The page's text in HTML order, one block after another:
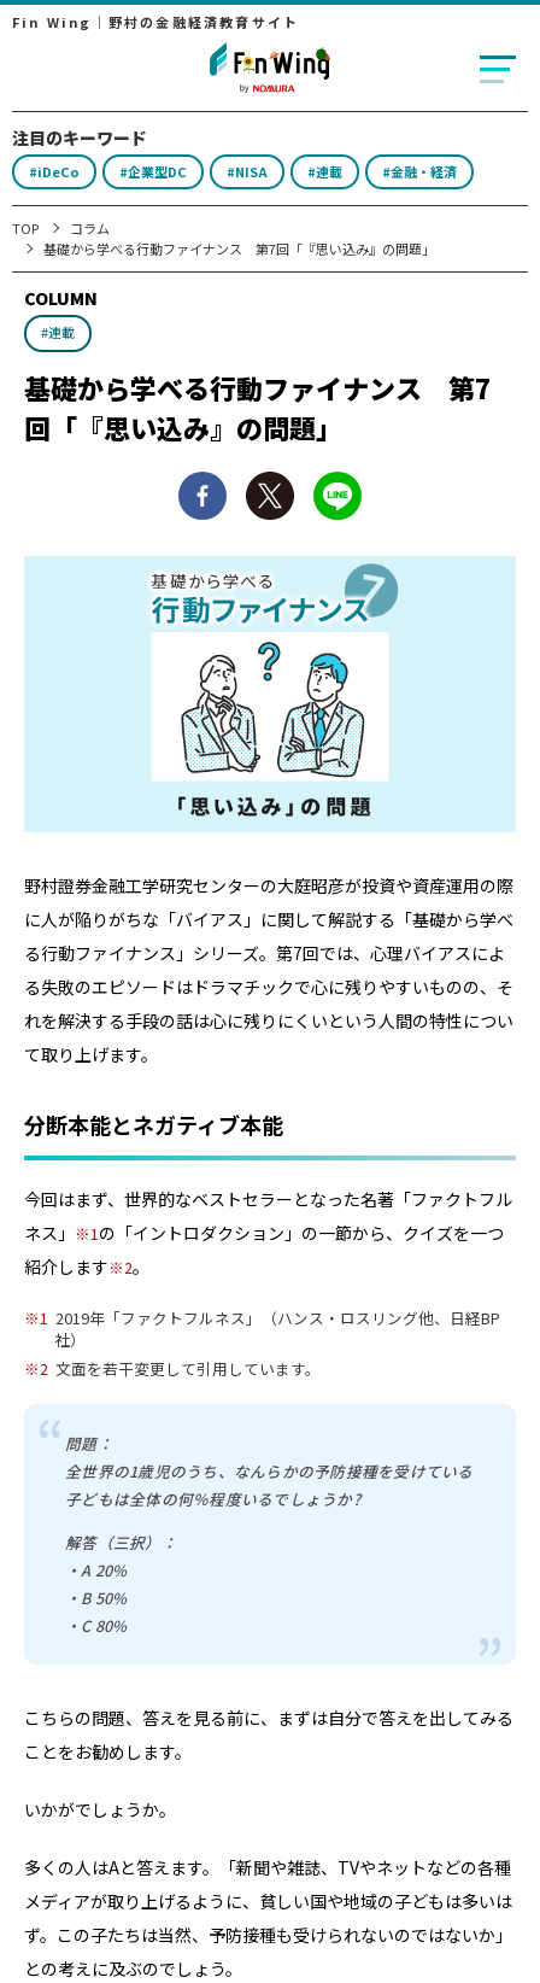
Fin Wing｜野村の金融経済教育サイト
注目のキーワード
#iDeCo #企業型DC #NISA #連載 #金融・経済
TOP
コラム
基礎から学べる行動ファイナンス 第7回「『思い込み』の問題」
COLUMN
#連載
基礎から学べる行動ファイナンス 第7
回「『思い込み』の問題」
野村證券金融工学研究センターの大庭昭彦が投資や資産運用の際
に人が陥りがちな「バイアス」に関して解説する「基礎から学べ
る行動ファイナンス」シリーズ。第7回では、心理バイアスによ
る失敗のエピソードはドラマチックで心に残りやすいものの、そ
れを解決する手段の話は心に残りにくいという人間の特性につい
て取り上げます。
分断本能とネガティブ本能
今回はまず、世界的なベストセラーとなった名著「ファクトフル
ネス」
1の「イントロダクション」の一節から、クイズを一つ
紹介します
2。
1 2019年「ファクトフルネス」（ハンス・ロスリング他、日経BP
社）
2 文面を若干変更して引用しています。
問題：
全世界の1歳児のうち、なんらかの予防接種を受けている
子どもは全体の何％程度いるでしょうか?
解答（三択）：
・A 20%
・B 50%
・C 80%
こちらの問題、答えを見る前に、まずは自分で答えを出してみる
ことをお勧めします。
いかがでしょうか。
多くの人はAと答えます。「新聞や雑誌、TVやネットなどの各種
メディアが取り上げるように、貧しい国や地域の子どもは多いは
ず。この子たちは当然、予防接種も受けられないのではないか」
との考えに及ぶのでしょう。